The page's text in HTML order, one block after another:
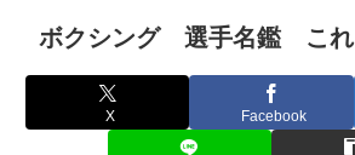
ボクシング 選手名鑑 これ
X Facebook